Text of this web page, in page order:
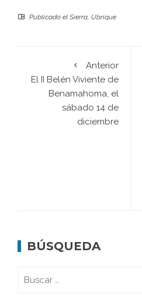
Publicado el Sierra Ubrique
Anterior
El II Belén Viviente de
Benamahoma, el
sábado 14 de
diciembre
BÚSQUEDA